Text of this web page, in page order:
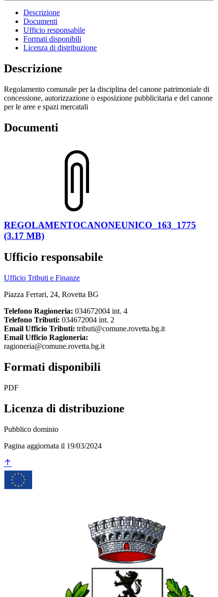
Descrizione
Documenti
Ufficio responsabile
Formati disponibili
Licenza di distribuzione
Descrizione
Regolamento comunale per la disciplina del canone patrimoniale di
concessione, autorizzazione o esposizione pubblicitaria e del canone
per le aree e spazi mercatali
Documenti
REGOLAMENTOCANONEUNICO_163_1775
(3.17 MB)
Ufficio responsabile
Ufficio Tributi e Finanze
Piazza Ferrari, 24, Rovetta BG
Telefono Ragioneria: 034672004 int. 4
Telefono Tributi: 034672004 int. 2
Email Ufficio Tributi: tributi@comune.rovetta.bg.it
Email Ufficio Ragioneria:
ragioneria@comune.rovetta.bg.it
Formati disponibili
PDF
Licenza di distribuzione
Pubblico dominio
Pagina aggiornata il 19/03/2024